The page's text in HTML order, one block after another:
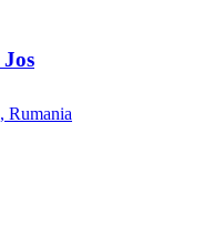
Rumania